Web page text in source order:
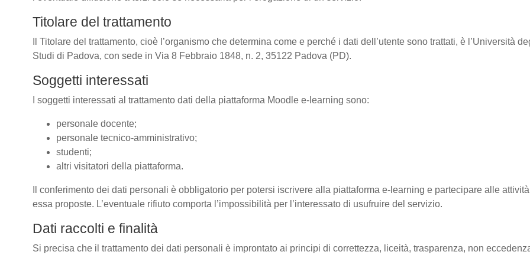
Titolare del trattamento
Il Titolare del trattamento, cioè l’organismo che determina come e perché i dati dell’utente sono trattati, è l’Università
Studi di Padova, con sede in Via 8 Febbraio 1848, n. 2, 35122 Padova (PD).
Soggetti interessati
I soggetti interessati al trattamento dati della piattaforma Moodle e-learning sono:
personale docente;
personale tecnico-amministrativo;
studenti;
altri visitatori della piattaforma.
Il conferimento dei dati personali è obbligatorio per potersi iscrivere alla piattaforma e-learning e partecipare alle
essa proposte. L’eventuale rifiuto comporta l’impossibilità per l’interessato di usufruire del servizio.
Dati raccolti e finalità
Si precisa che il trattamento dei dati personali è improntato ai principi di correttezza, liceità, trasparenza, non